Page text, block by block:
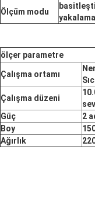
Ölçüm modu
ölçer parametre
Çalışma ortamı
Çalışma düzeni
Güç
2
Boy
Ağırlık